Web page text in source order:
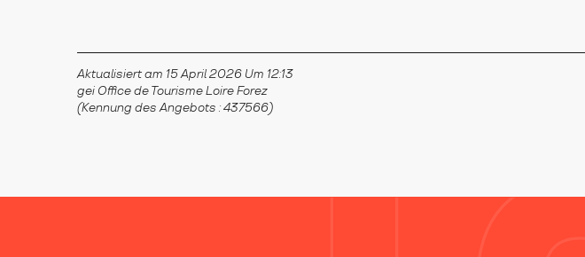
Aktualisiert am 15 April 2026 Um 12:13
gei Office de Tourisme Loire Forez
(Kennung des Angebots :437566)